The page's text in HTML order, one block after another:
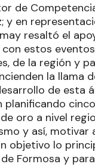
de
y en
resaltó el
estos
de la región y
la llama
de esta
planificando
oro a nivel
y así,
objetivo lo
Formosa y